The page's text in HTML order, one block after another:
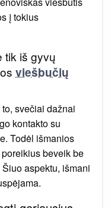
į tokius
tik iš gyvų
viešbučių
svečiai dažnai
kontakto su
Todėl išmanios
beveik be
aspektu, išmani